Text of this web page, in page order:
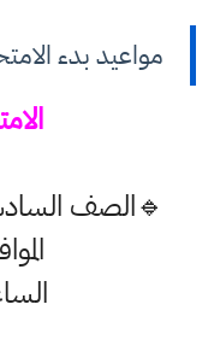
مواعيد بدء
🔹الصف السادس
الموافق
الساعة